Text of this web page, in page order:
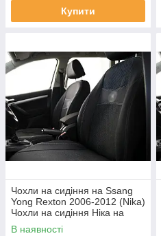
Купити
Чохли на сидіння на Ssang
Yong Rexton 2006-2012 (Nika)
Чохли на сидіння Ніка на
Санг Йонг Рекстон 2006-2012
В наявності